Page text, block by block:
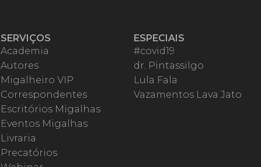
SERVIÇOS
Academia
Autores
Migalheiro VIP
Correspondentes
Escritórios Migalhas
Eventos Migalhas
Livraria
Precatórios
ESPECIAIS
#covid19
dr. Pintassilgo
Lula Fala
Vazamentos Lava Jato